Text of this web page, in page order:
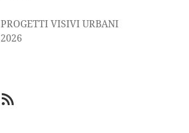
PROGETTI VISIVI URBANI
2026
RSS